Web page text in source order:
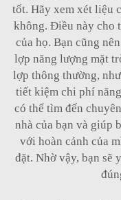
tốt. Hãy xem xét liệu
không. Điều này cho
của họ. Bạn cũng
lợp năng lượng mặt
lợp thông thường,
tiết kiệm chi phí
có thể tìm đến
nhà của bạn và giúp
với hoàn cảnh của
đặt. Nhờ vậy, bạn sẽ